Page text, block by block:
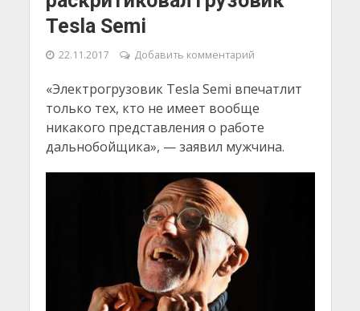
Tesla Semi
22.11.2017 Добавить комментарий
«Электрогрузовик Tesla Semi впечатлит
только тех, кто не имеет вообще
никакого представления о работе
дальнобойщика», — заявил мужчина.